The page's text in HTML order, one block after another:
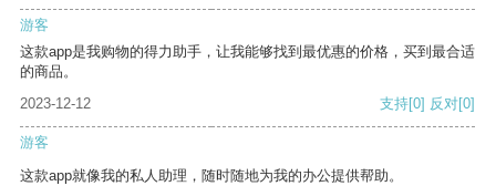
游客
这款app是我购物的得力助手，让我能够找到最优惠的价格，买到最合适
的商品。
2023-12-12
支持[0] 反对[0]
游客
这款app就像我的私人助理，随时随地为我的办公提供帮助。